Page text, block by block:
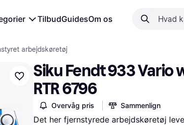
TilbudGuidesOm os
arbejdskøretøj
Siku Fendt 933 Vario
RTR 6796
Overvåg pris Sammenlign
Det her fjernstyrede arbejdskøretøj